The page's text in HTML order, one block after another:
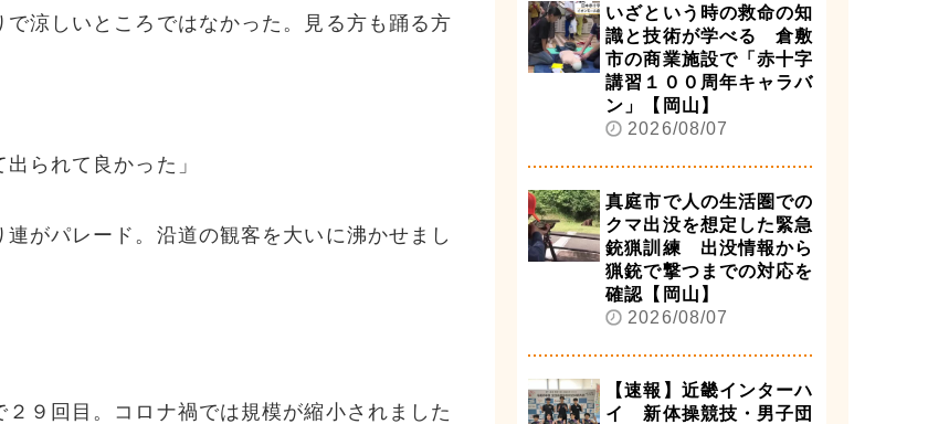
涼しいところではなかった。見る方も踊る方
られて良かった」
がパレード。沿道の観客を大いに沸かせまし
９回目。コロナ禍では規模が縮小されました
いざという時の救命の知
識と技術が学べる 倉敷
市の商業施設で「赤十字
講習１００周年キャラバ
ン」【岡山】
2026/08/07
真庭市で人の生活圏での
クマ出没を想定した緊急
銃猟訓練 出没情報から
猟銃で撃つまでの対応を
確認【岡山】
2026/08/07
【速報】近畿インターハ
イ 新体操競技・男子団